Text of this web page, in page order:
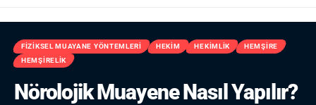
FIZIKSEL MUAYANE YÖNTEMLERI HEKIM HEKIMLIK
HEMŞIRE
HEMŞIRELIK
Nörolojik Muayene Nasıl Yapılır?